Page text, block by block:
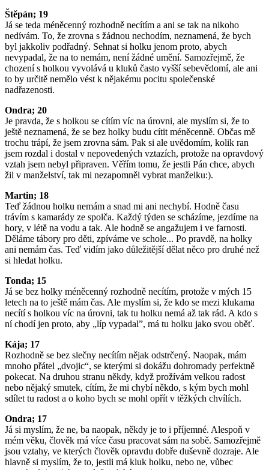
Štěpán; 19
Já se teda méněcenný rozhodně necítím a ani se tak na nikoho
nedívám. To, že zrovna s žádnou nechodím, neznamená, že bych
byl jakkoliv podřadný. Sehnat si holku jenom proto, abych
nevypadal, že na to nemám, není žádné umění. Samozřejmě, že
chození s holkou vyvolává u kluků často vyšší sebevědomí, ale ani
to by určitě nemělo vést k nějakému pocitu společenské
nadřazenosti.
Ondra; 20
Je pravda, že s holkou se cítím víc na úrovni, ale myslím si, že to
ještě neznamená, že se bez holky budu cítit méněcenně. Občas mě
trochu trápí, že jsem zrovna sám. Pak si ale uvědomím, kolik ran
jsem rozdal i dostal v nepovedených vztazích, protože na opravdový
vztah jsem nebyl připraven. Věřím tomu, že jestli Pán chce, abych
žil v manželství, tak mi nezapomněl vybrat manželku:).
Martin; 18
Teď žádnou holku nemám a snad mi ani nechybí. Hodně času
trávím s kamarády ze spolča. Každý týden se scházíme, jezdíme na
hory, v létě na vodu a tak. Ale hodně se angažujem i ve farnosti.
Děláme tábory pro děti, zpíváme ve schole... Po pravdě, na holky
ani nemám čas. Teď vidím jako důležitější dělat něco pro druhé než
si hledat holku.
Tonda; 15
Já se bez holky méněcenný rozhodně necítím, protože v mých 15
letech na to ještě mám čas. Ale myslím si, že kdo se mezi klukama
necítí s holkou víc na úrovni, tak tu holku nemá až tak rád. A kdo s
ní chodí jen proto, aby „líp vypadal”, má tu holku jako svou oběť.
Kája; 17
Rozhodně se bez slečny necítím nějak odstrčený. Naopak, mám
mnoho přátel „dvojic“, se kterými si dokážu dohromady perfektně
pokecat. Na druhou stranu někdy, když prožívám velkou radost
nebo nějaký smutek, cítím, že mi chybí někdo, s kým bych mohl
sdílet tu radost a o koho bych se mohl opřít v těžkých chvílích.
Ondra; 17
Já si myslím, že ne, ba naopak, někdy je to i příjemné. Alespoň v
mém věku, člověk má více času pracovat sám na sobě. Samozřejmě
jsou vztahy, ve kterých člověk opravdu dobře duševně dozraje. Ale
hlavně si myslím, že to, jestli má kluk holku, nebo ne, vůbec